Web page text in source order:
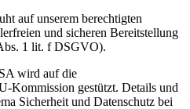
auf unserem berechtigten
und sicheren Bereitstellung
1 lit. f DSGVO).
wird auf die
Kommission gestützt. Details und
Sicherheit und Datenschutz bei